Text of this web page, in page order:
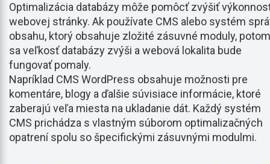
Optimalizácia databázy môže pomôcť zvýšiť
webovej stránky. Ak používate CMS alebo systém
obsahu, ktorý obsahuje zložité zásuvné moduly, potom
sa veľkosť databázy zvýši a webová lokalita bude
fungovať pomaly.
Napríklad CMS WordPress obsahuje možnosti pre
komentáre, blogy a ďalšie súvisiace informácie, ktoré
zaberajú veľa miesta na ukladanie dát. Každý systém
CMS prichádza s vlastným súborom optimalizačných
opatrení spolu so špecifickými zásuvnými modulmi.